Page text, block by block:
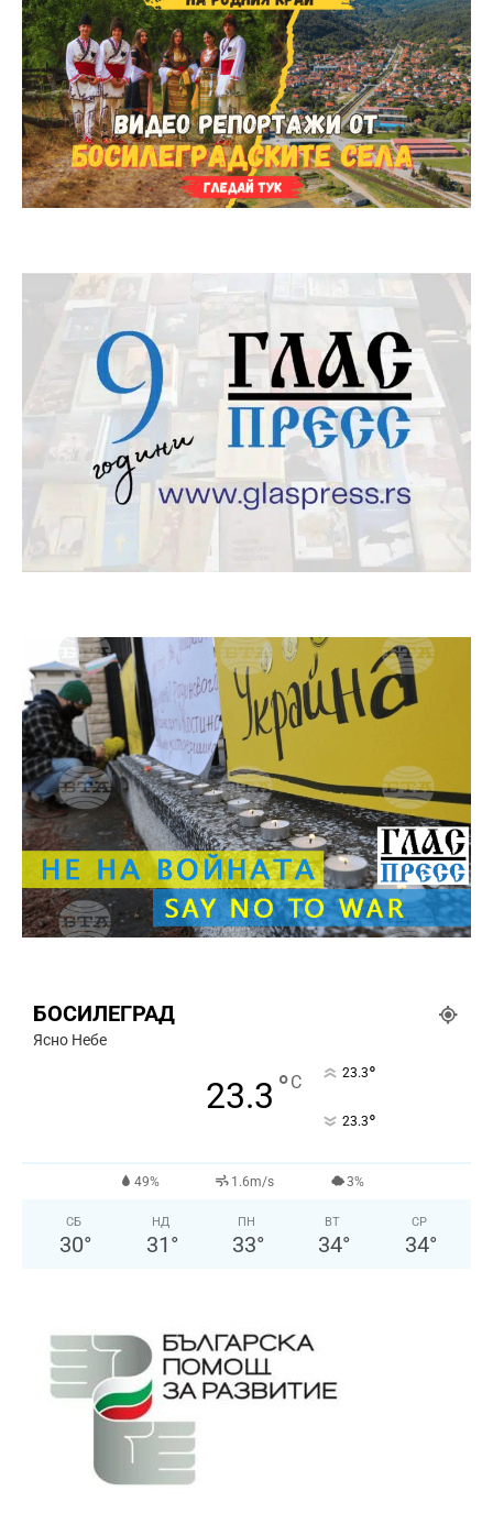
БОСИЛЕГРАД
Ясно Небе
23.3 °C 23.3°
23.3°
49% 1.6m/s 3%
СБ
30°
НД
31 °
ПН
33°
ВТ
34°
СР
34°